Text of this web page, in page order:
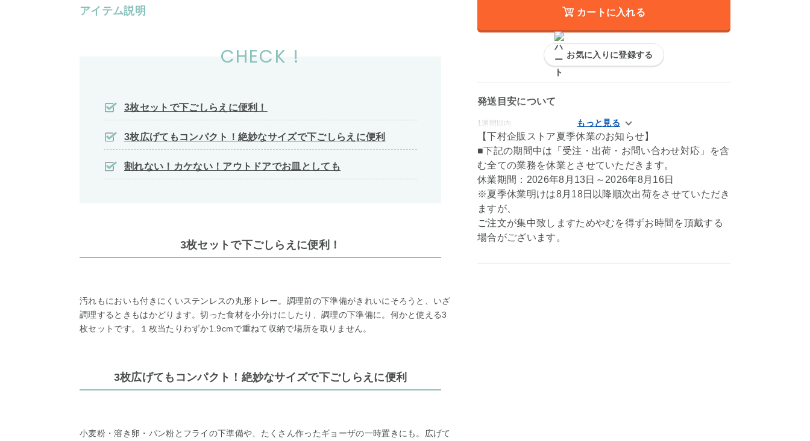
アイテム説明
CHECK !
3枚セットで下ごしらえに便利！
3枚広げてもコンパクト！絶妙なサイズで下ごしらえに便利
割れない！カケない！アウトドアでお皿としても
3枚セットで下ごしらえに便利！
汚れもにおいも付きにくいステンレスの丸形トレー。調理前の下準備がきれいにそろうと、いざ
調理するときもはかどります。切った食材を小分けにしたり、調理の下準備に。何かと使える3
枚セットです。１枚当たりわずか1.9cmで重ねて収納で場所を取りません。
3枚広げてもコンパクト！絶妙なサイズで下ごしらえに便利
小麦粉・溶き卵・パン粉とフライの下準備や、たくさん作ったギョーザの一時置きにも。広げて
カートに入れる
お気に入りに登録する
発送目安について
1週間以内
【下村企販ストア夏季休業のお知らせ】
■下記の期間中は「受注・出荷・お問い合わせ対応」を含
む全ての業務を休業とさせていただきます。
休業期間：2026年8月13日～2026年8月16日
※夏季休業明けは8月18日以降順次出荷をさせていただき
ますが、
ご注文が集中致しますためやむを得ずお時間を頂戴する
場合がございます。